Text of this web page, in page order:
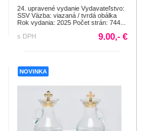
24. upravené vydanie Vydavateľstvo:
SSV Väzba: viazaná / tvrdá obálka
Rok vydania: 2025 Počet strán: 744...
s DPH
9.00,- €
NOVINKA